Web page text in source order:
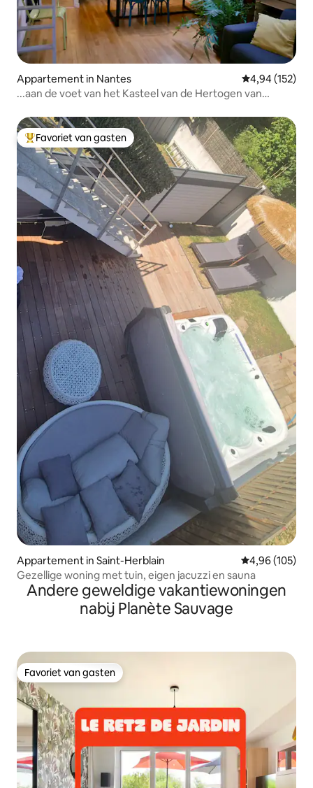
Appartement in Nantes Gemiddelde
4,94 (152)
...aan de voet van het Kasteel van de Hertogen van
Topfavoriet van gasten
Favoriet van gasten
Appartement in Saint-Herblain Gemiddelde
4,96 (105)
Gezellige woning met tuin, eigen jacuzzi en sauna
Andere geweldige vakantiewoningen
nabij Planète Sauvage
Favoriet van gasten
Favoriet van gasten